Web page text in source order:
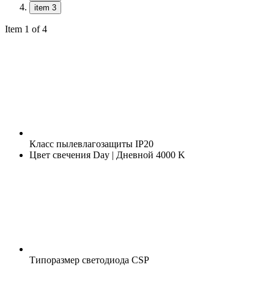
item 3
Item 1 of 4
Класс пылевлагозащиты IP20
Цвет свечения Day | Дневной 4000 K
Типоразмер светодиода CSP